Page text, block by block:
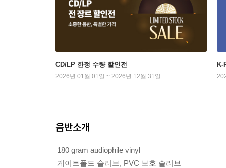
CD/LP 한정 수량 할인전
2026년 01월 01일 ~ 2026년 12월 31일
K-
음반소개
180 gram audiophile vinyl
게이트폴드 슬리브, PVC 보호 슬리브